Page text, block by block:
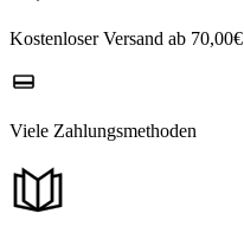
Kostenloser Versand ab 70,00€
Viele Zahlungsmethoden